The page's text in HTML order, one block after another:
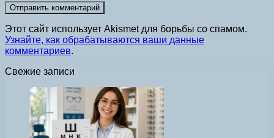
Этот сайт использует Akismet для борьбы со спамом.
Узнайте, как обрабатываются ваши данные
комментариев.
Свежие записи